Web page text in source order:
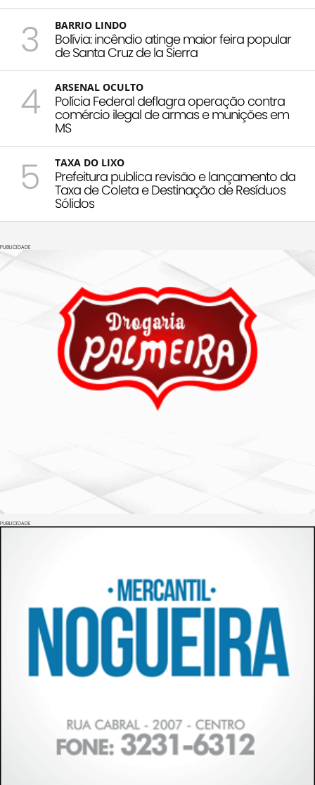
3 BARRIO LINDO
Bolívia: incêndio atinge maior feira popular
de Santa Cruz de la Sierra
4 ARSENAL OCULTO
Polícia Federal deflagra operação contra
comércio ilegal de armas e munições em
MS
5 TAXA DO LIXO
Prefeitura publica revisão e lançamento da
Taxa de Coleta e Destinação de Resíduos
Sólidos
PUBLICIDADE
PUBLICIDADE